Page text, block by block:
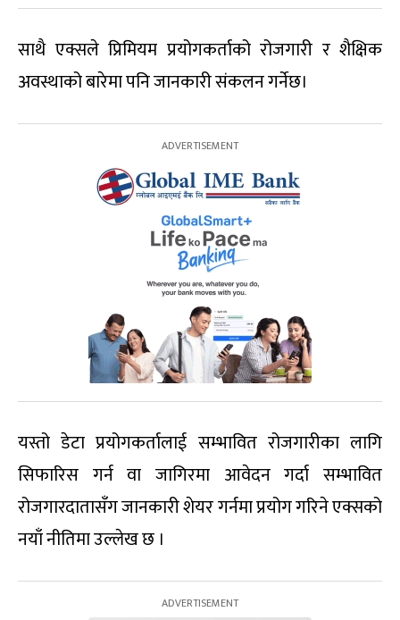
साथै एक्सले प्रिमियम प्रयोगकर्ताको रोजगारी र शैक्षिक
अवस्थाको बारेमा पनि जानकारी संकलन गर्नेछ।
यस्तो डेटा प्रयोगकर्तालाई सम्भावित रोजगारीका लागि
सिफारिस गर्न वा जागिरमा आवेदन गर्दा सम्भावित
रोजगारदातासँग जानकारी शेयर गर्नमा प्रयोग गरिने एक्सको
नयाँ नीतिमा उल्लेख छ ।